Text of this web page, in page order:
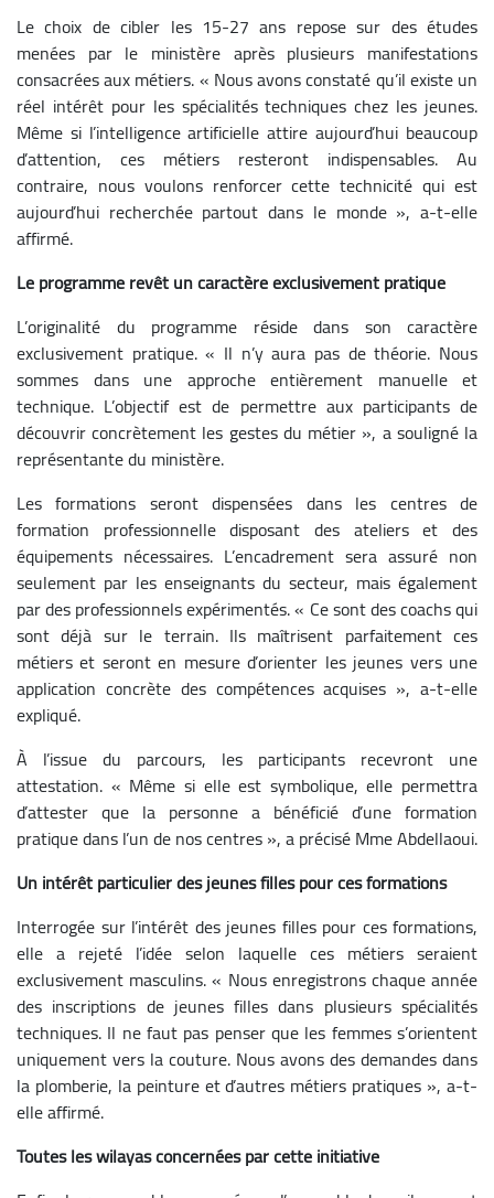
Le choix de cibler les 15-27 ans repose sur des études
menées par le ministère après plusieurs manifestations
consacrées aux métiers. « Nous avons constaté qu’il existe un
réel intérêt pour les spécialités techniques chez les jeunes.
Même si l’intelligence artificielle attire aujourd’hui beaucoup
d’attention, ces métiers resteront indispensables. Au
contraire, nous voulons renforcer cette technicité qui est
aujourd’hui recherchée partout dans le monde », a-t-elle
affirmé.
Le programme revêt un caractère exclusivement pratique
L’originalité du programme réside dans son caractère
exclusivement pratique. « Il n’y aura pas de théorie. Nous
sommes dans une approche entièrement manuelle et
technique. L’objectif est de permettre aux participants de
découvrir concrètement les gestes du métier », a souligné la
représentante du ministère.
Les formations seront dispensées dans les centres de
formation professionnelle disposant des ateliers et des
équipements nécessaires. L’encadrement sera assuré non
seulement par les enseignants du secteur, mais également
par des professionnels expérimentés. « Ce sont des coachs qui
sont déjà sur le terrain. Ils maîtrisent parfaitement ces
métiers et seront en mesure d’orienter les jeunes vers une
application concrète des compétences acquises », a-t-elle
expliqué.
À l’issue du parcours, les participants recevront une
attestation. « Même si elle est symbolique, elle permettra
d’attester que la personne a bénéficié d’une formation
pratique dans l’un de nos centres », a précisé Mme Abdellaoui.
Un intérêt particulier des jeunes filles pour ces formations
Interrogée sur l’intérêt des jeunes filles pour ces formations,
elle a rejeté l’idée selon laquelle ces métiers seraient
exclusivement masculins. « Nous enregistrons chaque année
des inscriptions de jeunes filles dans plusieurs spécialités
techniques. Il ne faut pas penser que les femmes s’orientent
uniquement vers la couture. Nous avons des demandes dans
la plomberie, la peinture et d’autres métiers pratiques », a-t-
elle affirmé.
Toutes les wilayas concernées par cette initiative